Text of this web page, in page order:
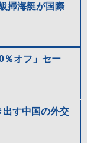
掃海艇が国際
％オフ」セー
す中国の外交